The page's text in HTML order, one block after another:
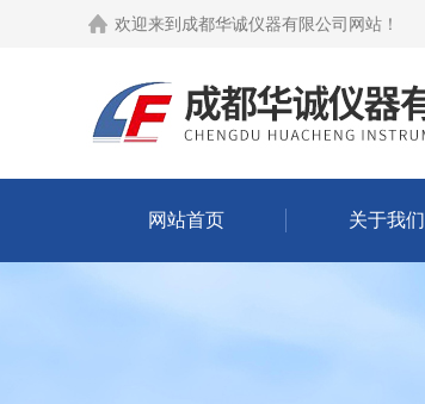
欢迎来到 成都华诚仪器有限公司网站 ！
网站首页 关于我们